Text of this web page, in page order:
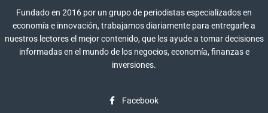
Fundado en 2016 por un grupo de periodistas especializados en
economía e innovación, trabajamos diariamente para entregarle a
nuestros lectores el mejor contenido, que les ayude a tomar decisiones
informadas en el mundo de los negocios, economía, finanzas e
inversiones.
Facebook